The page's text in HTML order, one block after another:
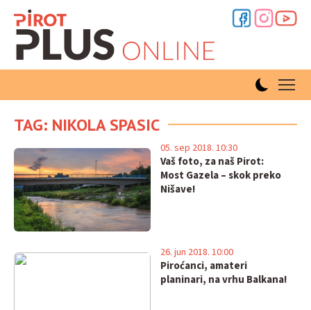
TAG: NIKOLA SPASIC
Vaš foto, za naš Pirot:
Most Gazela – skok preko
Nišave!
05. sep 2018. 10:30
Piroćanci, amateri
planinari, na vrhu Balkana!
26. jun 2018. 10:00